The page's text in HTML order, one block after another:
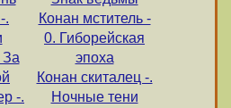
.
За
-.
Конан мститель -
0. Гиборейская
эпоха
Конан скиталец -.
Ночные тени